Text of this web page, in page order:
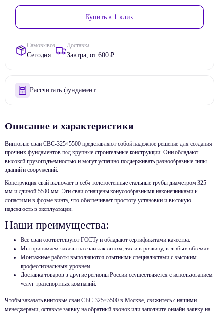
Купить в 1 клик
Самовывоз
Сегодня
Доставка
Завтра, от 600 ₽
Рассчитать фундамент
Описание и характеристики
Винтовые сваи СВС-325×5500 представляют собой надежное решение для создания
прочных фундаментов под крупные строительные конструкции. Они обладают
высокой грузоподъемностью и могут успешно поддерживать разнообразные типы
зданий и сооружений.
Конструкция свай включает в себя толстостенные стальные трубы диаметром 325
мм и длиной 5500 мм. Эти сваи оснащены конусообразными наконечниками и
лопастями в форме винта, что обеспечивает простоту установки и высокую
надежность в эксплуатации.
Наши преимущества:
Все сваи соответствуют ГОСТу и обладают сертификатами качества.
Мы принимаем заказы на сваи как оптом, так и в розницу, в любых объемах.
Монтажные работы выполняются опытными специалистами с высоким
профессиональным уровнем.
Доставка товаров в другие регионы России осуществляется с использованием
услуг транспортных компаний.
Чтобы заказать винтовые сваи СВС-325×5500 в Москве, свяжитесь с нашими
менеджерами, оставьте заявку на обратный звонок или заполните онлайн-заявку на